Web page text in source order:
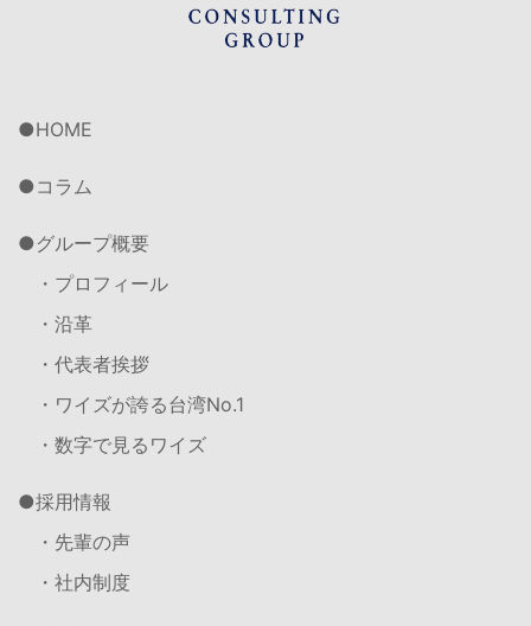
HOME
コラム
グループ概要
・プロフィール
・沿革
・代表者挨拶
・ワイズが誇る台湾No.1
・数字で見るワイズ
採用情報
・先輩の声
・社内制度